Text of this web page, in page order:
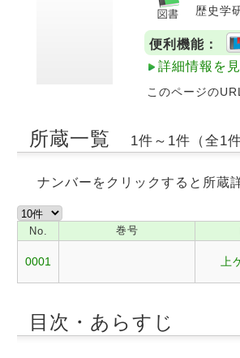
歴史学
便利機能：
詳細情報を
このページの
所蔵一覧 1件～1件（全1件
ナンバーをクリックすると所蔵
No. 巻号
0001 上
目次・あらすじ